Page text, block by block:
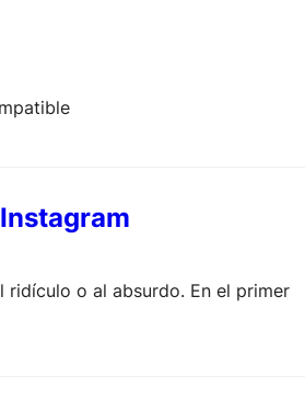
ridículo o al absurdo. En el primer